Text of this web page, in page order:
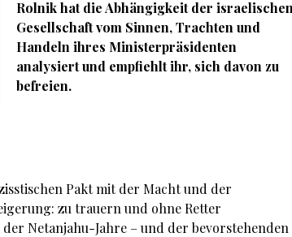
Rolnikhat die Abhängigkeit der
Gesellschaft vom Sinnen, Trachten und
Handeln ihres Ministerpräsidenten
analysiert und empfiehlt ihr, sich davon zu
befreien.
Pakt mit der Macht und der
zu trauern und ohne Retter
Netanjahu-Jahre – und der bevorstehenden